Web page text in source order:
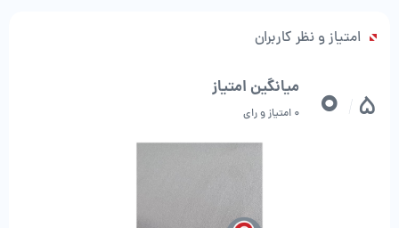
امتیاز و نظر کاربران
5
0 میانگین امتیاز
0 امتیاز و رای